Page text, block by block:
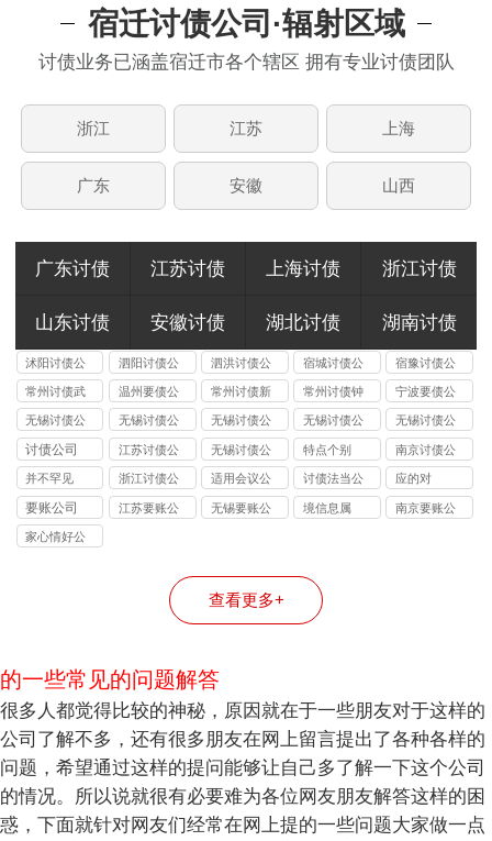
宿迁讨债公司·辐射区域
讨债业务已涵盖宿迁市各个辖区 拥有专业讨债团队
浙江 江苏 上海
广东 安徽 山西
广东讨债 江苏讨债 上海讨债 浙江讨债
山东讨债 安徽讨债 湖北讨债 湖南讨债
沭阳讨债公
司
泗阳讨债公
司
泗洪讨债公
司
宿城讨债公
司
宿豫讨债公
司
常州讨债武
进公司
温州要债公
司
常州讨债新
北公司
常州讨债钟
楼公司
宁波要债公
司
无锡讨债公
司的法律风
险提示：债
权人需警惕
的连带责任
无锡讨债公
司能处理的
债务类型：
个人债、企
业债、特殊
无锡讨债公
司收费标准
揭秘：
10%-40% 抽
成背后的逻
无锡讨债公
司应对恶意
逃债的 3 种
合法手段详
解
无锡讨债公
司与律师事
务所的区
别：债务追
讨该选哪类
讨债公司
江苏讨债公
司
无锡讨债公
司
特点个别
南京讨债公
司
并不罕见
浙江讨债公
司
适用会议公
司
讨债法当公
司
应的对
要账公司
江苏要账公
无锡要账公
境信息属
南京要账公
家心情好公
查看更多+
的一些常见的问题解答
很多人都觉得比较的神秘，原因就在于一些朋友对于这样的
公司了解不多，还有很多朋友在网上留言提出了各种各样的
问题，希望通过这样的提问能够让自己多了解一下这个公司
的情况。所以说就很有必要难为各位网友朋友解答这样的困
惑，下面就针对网友们经常在网上提的一些问题大家做一点